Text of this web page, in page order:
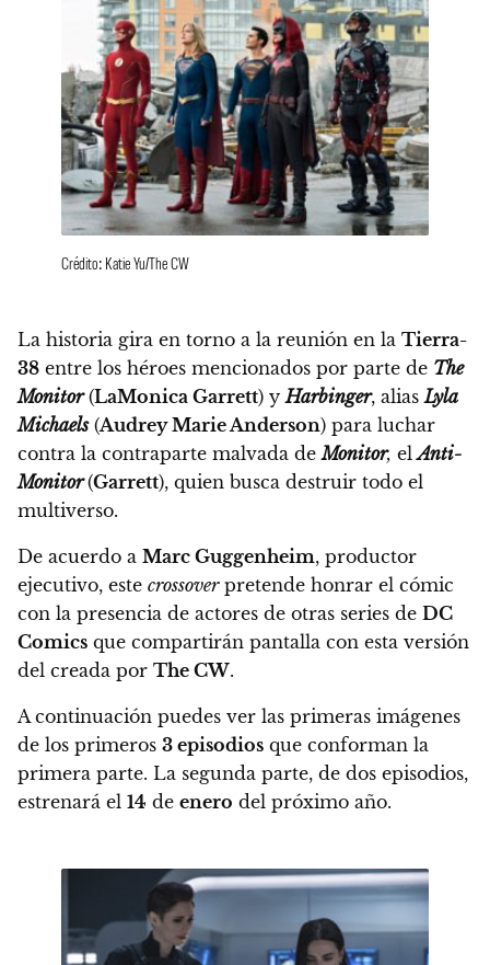
Crédito: Katie Yu/The CW
La historia gira en torno a la reunión en la Tierra-
38 entre los héroes mencionados por parte de The
Monitor(LaMonica Garrett) yHarbinger, aliasLyla
Michaels(Audrey Marie Anderson) para luchar
contra la contraparte malvada deMonitor, elAnti-
Monitor (Garrett), quien busca destruir todo el
multiverso.
De acuerdo a Marc Guggenheim, productor
ejecutivo, este crossoverpretende honrar el cómic
con la presencia de actores de otras series de DC
Comics que compartirán pantalla con esta versión
del creada por The CW.
A continuación puedes ver las primeras imágenes
de los primeros 3 episodios que conforman la
primera parte. La segunda parte, de dos episodios,
estrenará el 14 de enero del próximo año.